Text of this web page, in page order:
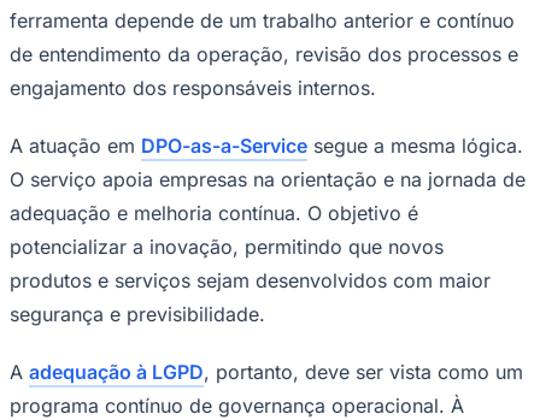
ferramenta depende de um trabalho anterior e contínuo
de entendimento da operação, revisão dos processos e
engajamento dos responsáveis internos.
A atuação em DPO-as-a-Service segue a mesma lógica.
O serviço apoia empresas na orientação e na jornada de
adequação e melhoria contínua. O objetivo é
potencializar a inovação, permitindo que novos
produtos e serviços sejam desenvolvidos com maior
segurança e previsibilidade.
A adequação à LGPD, portanto, deve ser vista como um
programa contínuo de governança operacional. À